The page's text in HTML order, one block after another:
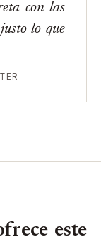
con las
lo que
este